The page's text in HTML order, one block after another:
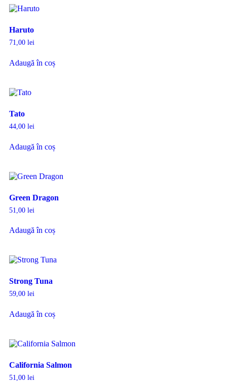
Haruto
71,00 lei
Adaugă în coș
Tato
44,00 lei
Adaugă în coș
Green Dragon
51,00 lei
Adaugă în coș
Strong Tuna
59,00 lei
Adaugă în coș
California Salmon
51,00 lei